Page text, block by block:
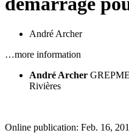
André Archer
…more information
André Archer
Rivières
Online publication: Feb. 16,